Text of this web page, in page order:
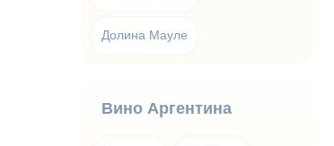
Долина Мауле
Вино Аргентина